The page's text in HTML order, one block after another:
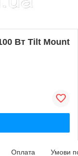
Вт Tilt Mount
Оплата Умови